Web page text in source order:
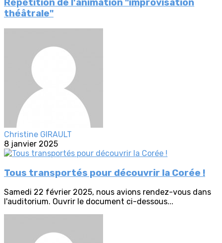
Répétition de l'animation "improvisation
théâtrale"
Christine GIRAULT
8 janvier 2025
Tous transportés pour découvrir la Corée !
Samedi 22 février 2025, nous avions rendez-vous dans
l'auditorium. Ouvrir le document ci-dessous...